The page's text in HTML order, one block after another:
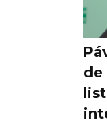
de